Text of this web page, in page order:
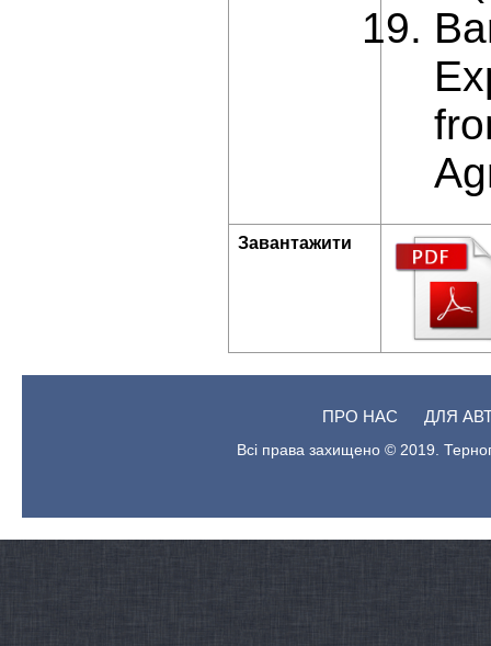
Завантажити
ПРО НАС ДЛЯ
Всі права захищено © 2019.